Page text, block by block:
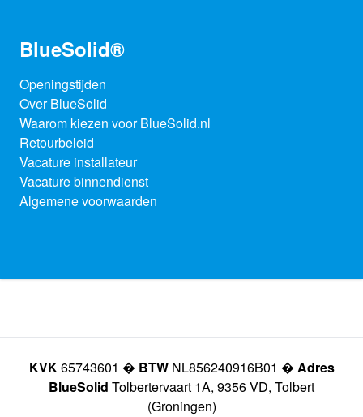
BlueSolid®
Openingstijden
Over BlueSolid
Waarom kiezen voor BlueSolid.nl
Retourbeleid
Vacature installateur
Vacature binnendienst
Algemene voorwaarden
KVK65743601 � BTWNL856240916B01 � Adres
BlueSolid Tolbertervaart 1A, 9356 VD, Tolbert
(Groningen)